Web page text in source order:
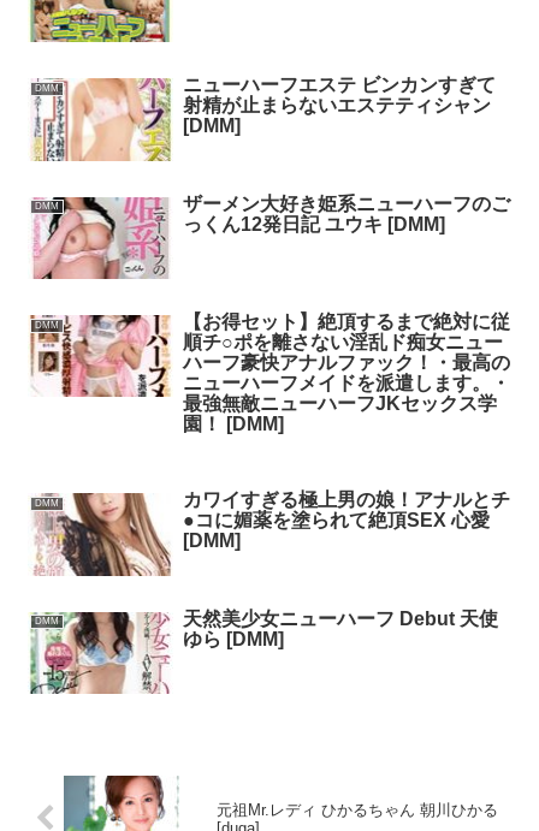
DMM
ニューハーフエステ ビンカンすぎて
射精が止まらないエステティシャン
[DMM]
DMM
ザーメン大好き姫系ニューハーフのご
っくん12発日記 ユウキ [DMM]
DMM
【お得セット】絶頂するまで絶対に従
順チ○ポを離さない淫乱ド痴女ニュー
ハーフ豪快アナルファック！・最高の
ニューハーフメイドを派遣します。・
最強無敵ニューハーフJKセックス学
園！ [DMM]
DMM
カワイすぎる極上男の娘！アナルとチ
●コに媚薬を塗られて絶頂SEX 心愛
[DMM]
DMM
天然美少女ニューハーフ Debut 天使
ゆら [DMM]
元祖Mr.レディ ひかるちゃん 朝川ひかる